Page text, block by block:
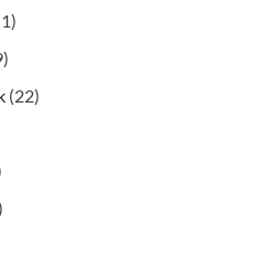
(22)